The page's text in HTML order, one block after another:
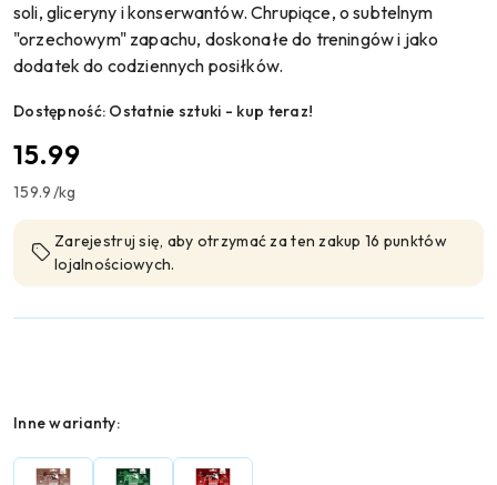
soli, gliceryny i konserwantów. Chrupiące, o subtelnym
"orzechowym" zapachu, doskonałe do treningów i jako
dodatek do codziennych posiłków.
Dostępność: Ostatnie sztuki - kup teraz!
cena:
15.99
159.9/kg
Zarejestruj się, aby otrzymać za ten zakup 16 punktów
lojalnościowych.
Wariant
Inne warianty: